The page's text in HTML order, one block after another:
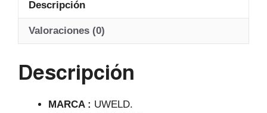
s
A
p
e
b
o
gr
a
Descripción
Valoraciones (0)
Descripción
MARCA : UWELD.